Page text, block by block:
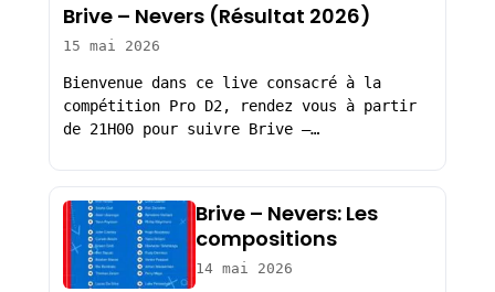
Brive – Nevers (Résultat 2026)
15 mai 2026
Bienvenue dans ce live consacré à la
compétition Pro D2, rendez vous à partir
de 21H00 pour suivre Brive –…
Brive – Nevers: Les
compositions
14 mai 2026